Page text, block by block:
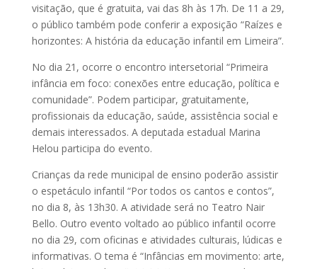
visitação, que é gratuita, vai das 8h às 17h. De 11 a 29,
o público também pode conferir a exposição “Raízes e
horizontes: A história da educação infantil em Limeira”.
No dia 21, ocorre o encontro intersetorial “Primeira
infância em foco: conexões entre educação, política e
comunidade”. Podem participar, gratuitamente,
profissionais da educação, saúde, assistência social e
demais interessados. A deputada estadual Marina
Helou participa do evento.
Crianças da rede municipal de ensino poderão assistir
o espetáculo infantil “Por todos os cantos e contos”,
no dia 8, às 13h30. A atividade será no Teatro Nair
Bello. Outro evento voltado ao público infantil ocorre
no dia 29, com oficinas e atividades culturais, lúdicas e
informativas. O tema é “Infâncias em movimento: arte,